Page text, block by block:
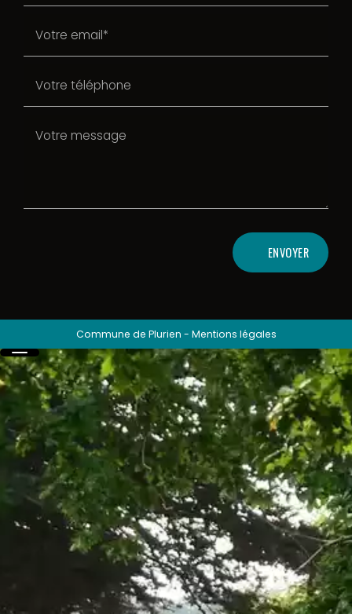
ENVOYER
Commune de Plurien - Mentions légales